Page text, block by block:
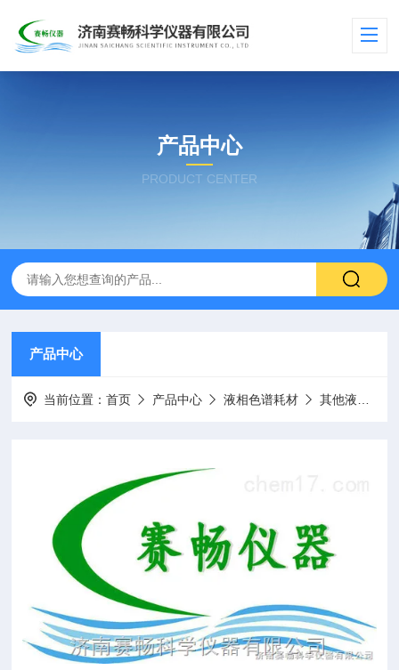
产品中心
PRODUCT CENTER
产品中心
当前位置：首页 产品中心 液相色谱耗材 其他液相耗材